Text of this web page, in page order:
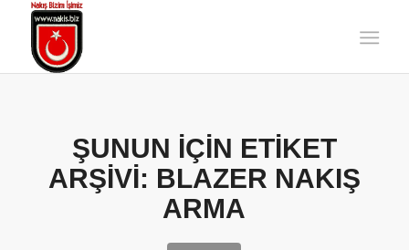
ŞUNUN IÇIN ETIKET
ARŞIVI: BLAZER NAKIŞ
ARMA